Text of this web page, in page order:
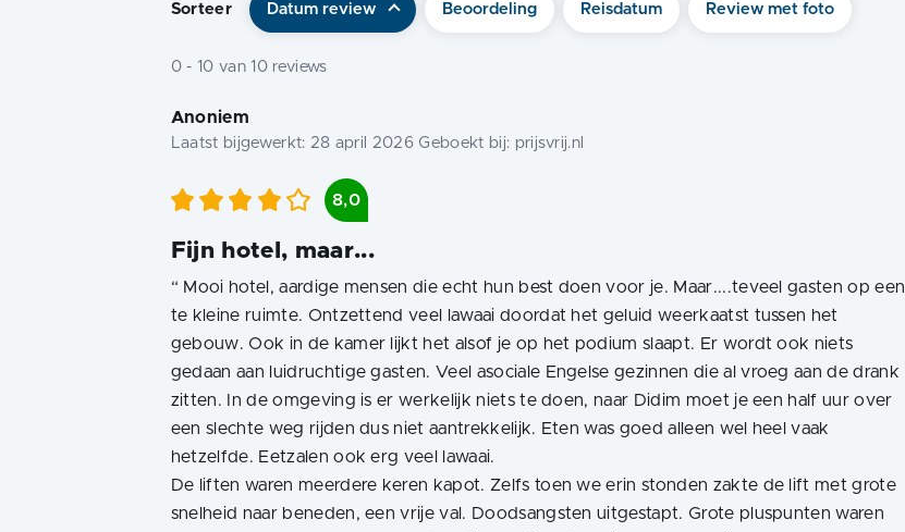
Sorteer Datum review Beoordeling Reisdatum Review met foto
0 - 10 van 10reviews
Anoniem
Laatst bijgewerkt: 28 april 2026 Geboekt bij: prijsvrij.nl
8,0
Fijn hotel, maar...
“ Mooi hotel, aardige mensen die echt hun best doen voor je. Maar....teveel gasten op een
te kleine ruimte. Ontzettend veel lawaai doordat het geluid weerkaatst tussen het
gebouw. Ook in de kamer lijkt het alsof je op het podium slaapt. Er wordt ook niets
gedaan aan luidruchtige gasten. Veel asociale Engelse gezinnen die al vroeg aan de drank
zitten. In de omgeving is er werkelijk niets te doen, naar Didim moet je een half uur over
een slechte weg rijden dus niet aantrekkelijk. Eten was goed alleen wel heel vaak
hetzelfde. Eetzalen ook erg veel lawaai.
De liften waren meerdere keren kapot. Zelfs toen we erin stonden zakte de lift met grote
snelheid naar beneden, een vrije val. Doodsangsten uitgestapt. Grote pluspunten waren